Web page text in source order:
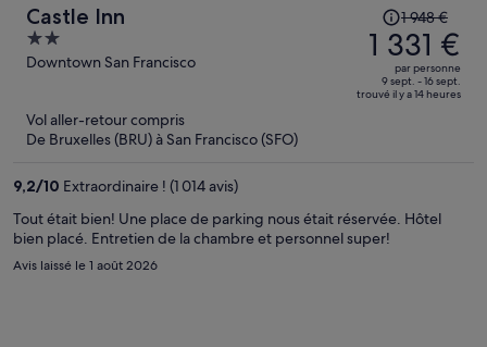
Castle Inn
2
out
Downtown San Francisco
Le
prix
était
de
1 948 €.
de
1 331 €
1 948 €
1 331 €
par personne
9 sept. - 16 sept.
trouvé il y a 14 heures
Vol aller-retour compris
De Bruxelles (BRU) à San Francisco (SFO)
9,2/10 Extraordinaire ! (1 014 avis)
Tout était bien! Une place de parking nous était réservée. Hôtel
bien placé. Entretien de la chambre et personnel super!
Avis laissé le 1 août 2026